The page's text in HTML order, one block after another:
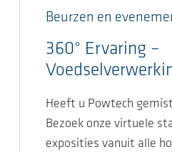
Beurzen en
360° Ervaring –
Heeft u Powtech
Bezoek onze virtuele
exposities vanuit alle